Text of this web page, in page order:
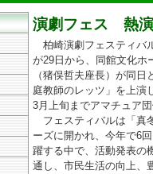
演劇フェス 熱
柏崎演劇フェスティバ
が29日から、同館文化ホ
（猪俣哲夫座長）が同
庭教師のレッツ」を上演
3月上旬までアマチュア
フェスティバルは「真
ーズに開かれ、今年で6
躍する中で、活動発表の
通し、市民生活の向上、